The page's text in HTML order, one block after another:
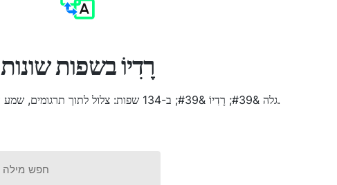
רָדִיוֹ בשפות שונות
גלה &#39; רָדִיוֹ &#39; ב-134 שפות: צלול לתוך תרגומים, שמע הגיות וחשוף תובנות תרבותיות.
חפש מילה